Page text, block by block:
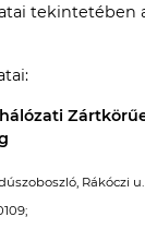
tekintetében
Rákóczi u.